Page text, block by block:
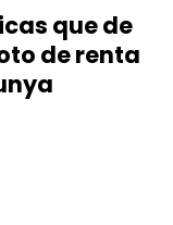
que de
de renta